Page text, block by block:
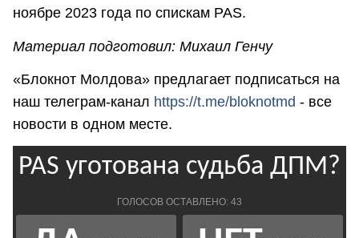
ноябре 2023 года по спискам PAS.
Материал подготовил: Михаил Генчу
«Блокнот Молдова» предлагает подписаться на
наш телеграм-канал https://t.me/bloknotmd - все
новости в одном месте.